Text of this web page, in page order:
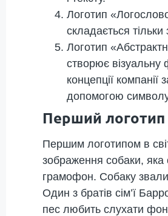
Логотип
складається тільки
Логотип
створює візуальну
концепції компанії
допомогою
Перший логотип
Першим логотипом в
зображення собаки, яка
грамофон. Собаку
Один з братів сім’ї
пес любить слухати